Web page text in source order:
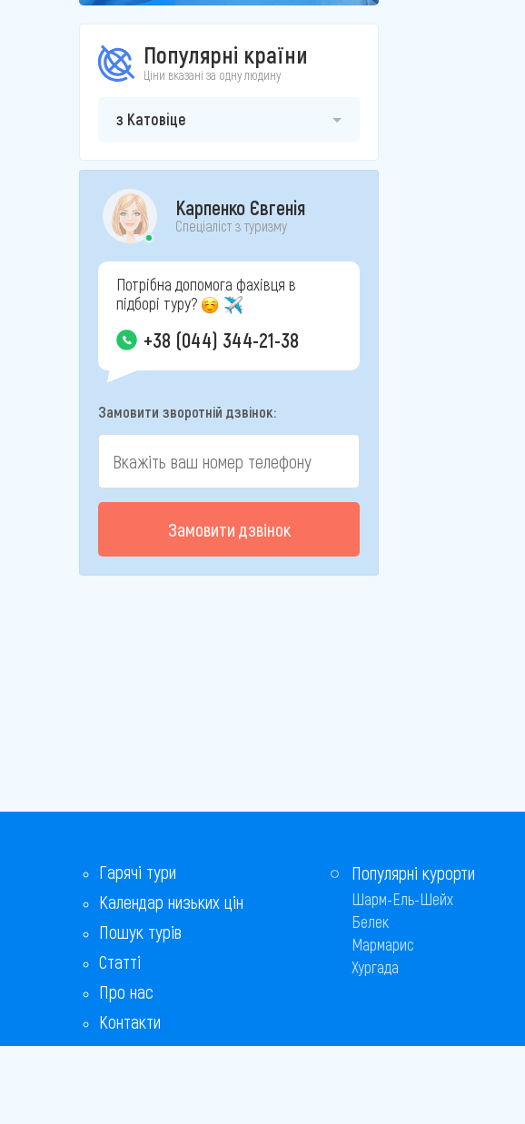
Популярні країни
Ціни вказані за одну людину
з Катовіце
Карпенко Євгенія
Спеціаліст з туризму
Потрібна допомога фахівця в
підборі туру?
+38 (044) 344-21-38
Замовити зворотній дзвінок:
Замовити дзвінок
Гарячі тури
Календар низьких цін
Пошук турів
Статті
Про нас
Контакти
Бонусна програма
Популярні курорти
Шарм-Ель-Шейх
Белек
Мармарис
Хургада